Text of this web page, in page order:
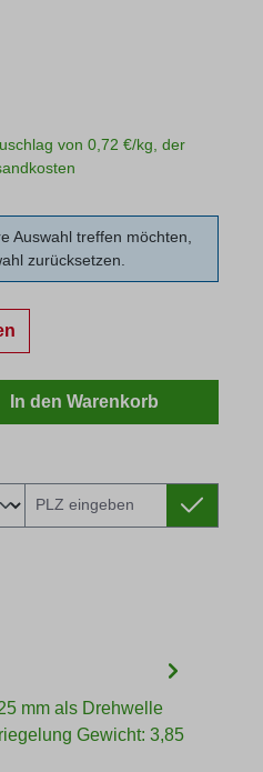
von 0,72 €/kg, der
Auswahl treffen möchten,
zurücksetzen.
den gewünschten
In den Warenkorb
mm als Drehwelle
Gewicht: 3,85